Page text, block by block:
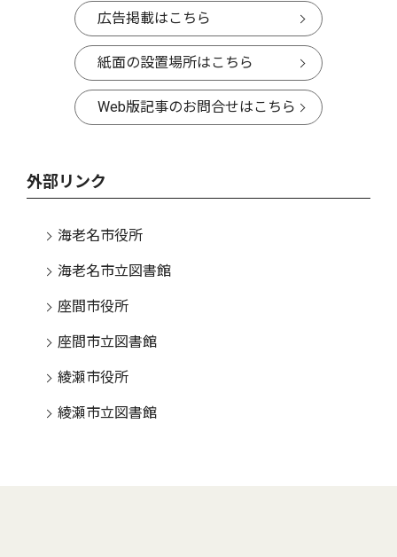
広告掲載はこちら
紙面の設置場所はこちら
Web版記事のお問合せはこちら
外部リンク
海老名市役所
海老名市立図書館
座間市役所
座間市立図書館
綾瀬市役所
綾瀬市立図書館